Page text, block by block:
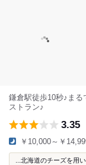
鎌倉駅徒歩10秒♪ま
ストラン♪
3.35
￥10,000～￥
...北海道のチーズを用